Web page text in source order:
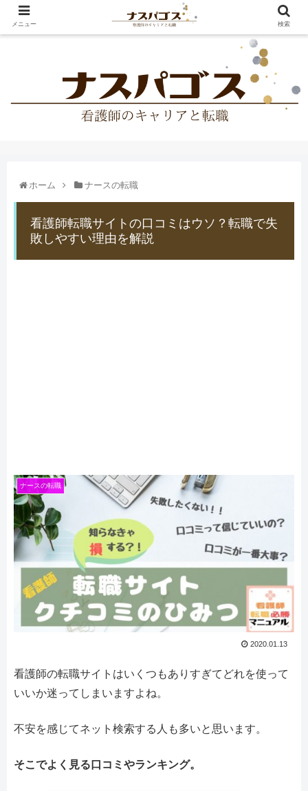
ホーム ナースの転職
看護師転職サイトの口コミはウソ？転職で失
敗しやすい理由を解説
ナースの転職
2020.01.13
看護師の転職サイトはいくつもありすぎてどれを使って
いいか迷ってしまいますよね。
不安を感じてネット検索する人も多いと思います。
そこでよく見る口コミやランキング。
メニュー 検索